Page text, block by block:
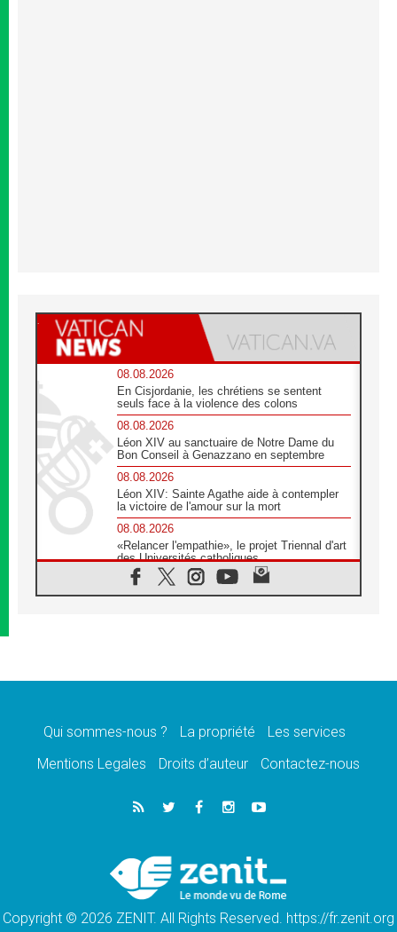
08.08.2026
En Cisjordanie, les chrétiens se sentent
seuls face à la violence des colons
08.08.2026
Léon XIV au sanctuaire de Notre Dame du
Bon Conseil à Genazzano en septembre
08.08.2026
Léon XIV: Sainte Agathe aide à contempler
la victoire de l'amour sur la mort
08.08.2026
«Relancer l'empathie», le projet Triennal d'art
des Universités catholiques
08.08.2026
Signis 2026, donner la parole aux religieuses
07.08.2026
07.08.2026
de l'Assomption et mémoire nationale
«La paix commence par l'empathie» estime
le cardinal Parolin
En Colombie, «la paix ne s'achète pas avec
une signature»
Qui sommes-nous ? La propriété
Les services
Mentions Legales
Droits d’auteur Contactez-nous
Copyright © 2026 ZENIT. All Rights Reserved. https://fr.zenit.org